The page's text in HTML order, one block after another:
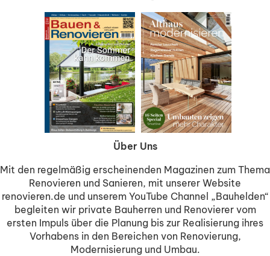
Über Uns
Mit den regelmäßig erscheinenden Magazinen zum Thema
Renovieren und Sanieren, mit unserer Website
renovieren.de und unserem YouTube Channel „Bauhelden“
begleiten wir private Bauherren und Renovierer vom
ersten Impuls über die Planung bis zur Realisierung ihres
Vorhabens in den Bereichen von Renovierung,
Modernisierung und Umbau.